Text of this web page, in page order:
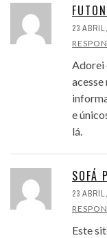
23
Adorei
acesse
e
lá.
SOFÁ
23
Este